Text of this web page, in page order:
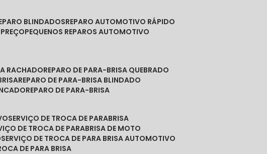
BLINDADOS REPARO AUTOMOTIVO RÁPIDO
PEQUENOS REPAROS AUTOMOTIVO
RACHADO REPARO DE PARA-BRISA QUEBRADO
REPARO DE PARA-BRISA BLINDADO
REPARO DE PARA-BRISA
SERVIÇO DE TROCA DE PARABRISA
DE TROCA DE PARABRISA DE MOTO
SERVIÇO DE TROCA DE PARA BRISA AUTOMOTIVO
DE PARA BRISA